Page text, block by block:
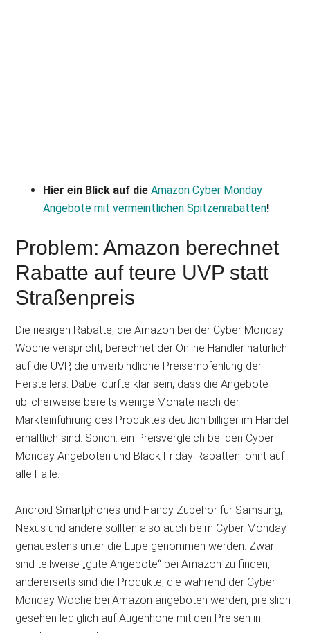
Hier ein Blick auf dieAmazon Cyber Monday
Angebote mit vermeintlichen Spitzenrabatten!
Problem: Amazon berechnet
Rabatte auf teure UVP statt
Straßenpreis
Die riesigen Rabatte, die Amazon bei der Cyber Monday
Woche verspricht, berechnet der Online Händler natürlich
auf die UVP, die unverbindliche Preisempfehlung der
Herstellers. Dabei dürfte klar sein, dass die Angebote
üblicherweise bereits wenige Monate nach der
Markteinführung des Produktes deutlich billiger im Handel
erhältlich sind. Sprich: ein Preisvergleich bei den Cyber
Monday Angeboten und Black Friday Rabatten lohnt auf
alle Fälle.
Android Smartphones und Handy Zubehör für Samsung,
Nexus und andere sollten also auch beim Cyber Monday
genauestens unter die Lupe genommen werden. Zwar
sind teilweise „gute Angebote“ bei Amazon zu finden,
andererseits sind die Produkte, die während der Cyber
Monday Woche bei Amazon angeboten werden, preislich
gesehen lediglich auf Augenhöhe mit den Preisen in